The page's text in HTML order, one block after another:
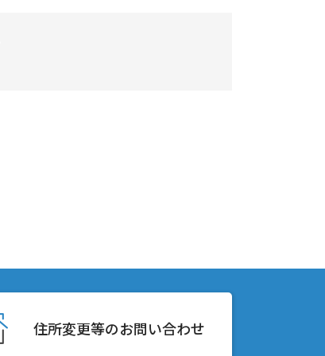
住所変更等のお問い合わせ